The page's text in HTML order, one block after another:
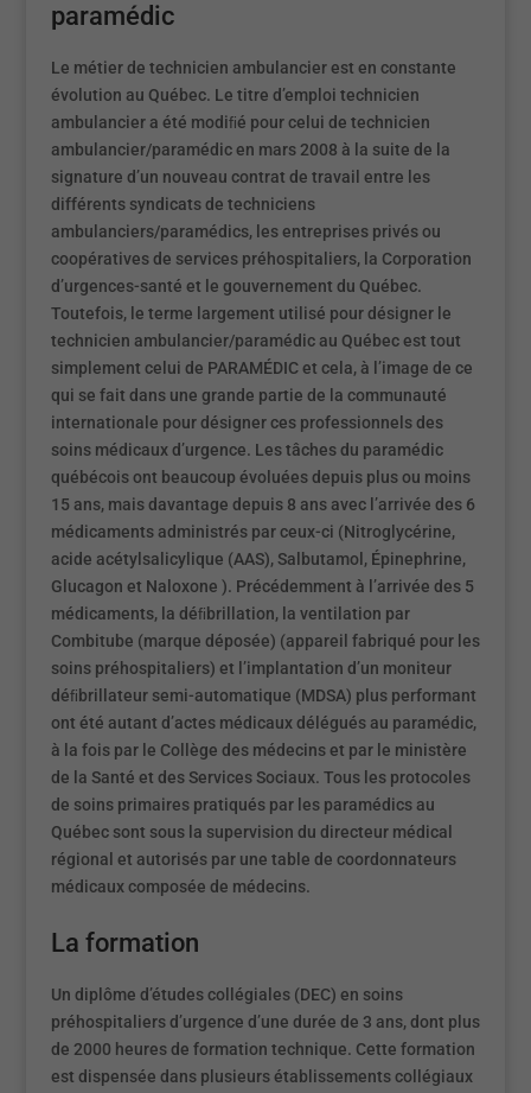
paramédic
Le métier de technicien ambulancier est en constante
évolution au Québec. Le titre d’emploi technicien
ambulancier a été modiﬁé pour celui de technicien
ambulancier/paramédic en mars 2008 à la suite de la
signature d’un nouveau contrat de travail entre les
différents syndicats de techniciens
ambulanciers/paramédics, les entreprises privés ou
coopératives de services préhospitaliers, la Corporation
d’urgences-santé et le gouvernement du Québec.
Toutefois, le terme largement utilisé pour désigner le
technicien ambulancier/paramédic au Québec est tout
simplement celui de PARAMÉDIC et cela, à l’image de ce
qui se fait dans une grande partie de la communauté
internationale pour désigner ces professionnels des
soins médicaux d’urgence. Les tâches du paramédic
québécois ont beaucoup évoluées depuis plus ou moins
15 ans, mais davantage depuis 8 ans avec l’arrivée des 6
médicaments administrés par ceux-ci (Nitroglycérine,
acide acétylsalicylique (AAS), Salbutamol, Épinephrine,
Glucagon et Naloxone ). Précédemment à l’arrivée des 5
médicaments, la déﬁbrillation, la ventilation par
Combitube (marque déposée) (appareil fabriqué pour les
soins préhospitaliers) et l’implantation d’un moniteur
déﬁbrillateur semi-automatique (MDSA) plus performant
ont été autant d’actes médicaux délégués au paramédic,
à la fois par le Collège des médecins et par le ministère
de la Santé et des Services Sociaux. Tous les protocoles
de soins primaires pratiqués par les paramédics au
Québec sont sous la supervision du directeur médical
régional et autorisés par une table de coordonnateurs
médicaux composée de médecins.
La formation
Un diplôme d’études collégiales (DEC) en soins
préhospitaliers d’urgence d’une durée de 3 ans, dont plus
de 2000 heures de formation technique. Cette formation
est dispensée dans plusieurs établissements collégiaux